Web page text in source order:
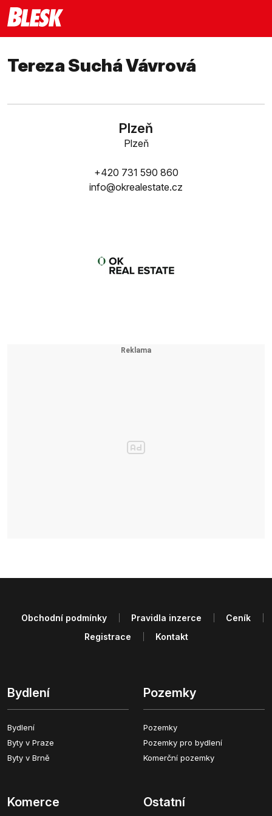
Tereza Suchá Vávrová
Plzeň
Plzeň
+420 731 590 860
info@okrealestate.cz
Bydlení
Bydlení
Byty v Praze
Byty v Brně
Pozemky
Pozemky
Pozemky pro bydlení
Komerční pozemky
Komerce Ostatní
Obchodní podmínky Pravidla inzerce
Ceník
Registrace
Kontakt